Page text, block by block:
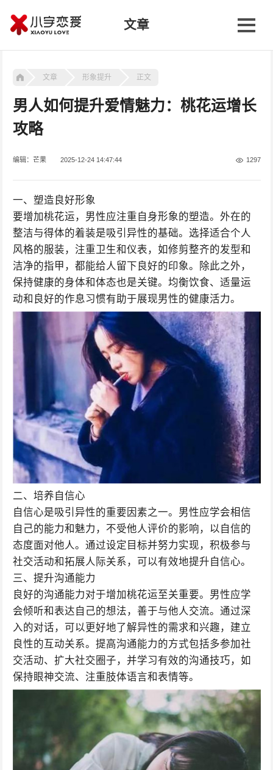
文章
文章 形象提升 正文
男人如何提升爱情魅力：桃花运增长
攻略
编辑：芒果 2025-12-24 14:47:44 1297
一、塑造良好形象
要增加桃花运，男性应注重自身形象的塑造。外在的
整洁与得体的着装是吸引异性的基础。选择适合个人
风格的服装，注重卫生和仪表，如修剪整齐的发型和
洁净的指甲，都能给人留下良好的印象。除此之外，
保持健康的身体和体态也是关键。均衡饮食、适量运
动和良好的作息习惯有助于展现男性的健康活力。
二、培养自信心
自信心是吸引异性的重要因素之一。男性应学会相信
自己的能力和魅力，不受他人评价的影响，以自信的
态度面对他人。通过设定目标并努力实现，积极参与
社交活动和拓展人际关系，可以有效地提升自信心。
三、提升沟通能力
良好的沟通能力对于增加桃花运至关重要。男性应学
会倾听和表达自己的想法，善于与他人交流。通过深
入的对话，可以更好地了解异性的需求和兴趣，建立
良性的互动关系。提高沟通能力的方式包括多参加社
交活动、扩大社交圈子，并学习有效的沟通技巧，如
保持眼神交流、注重肢体语言和表情等。